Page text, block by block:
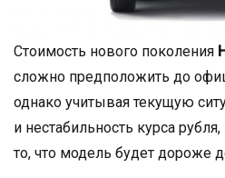
Стоимость нового поколения
сложно предположить до
однако учитывая текущую
и нестабильность курса
то, что модель будет дороже